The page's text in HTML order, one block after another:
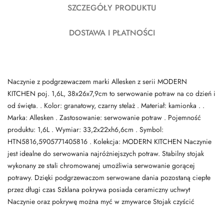
SZCZEGÓŁY PRODUKTU
DOSTAWA I PŁATNOŚCI
Naczynie z podgrzewaczem marki Allesken z serii MODERN
KITCHEN poj. 1,6L, 38x26x7,9cm to serwowanie potraw na co dzień i
od święta. . Kolor: granatowy, czarny stelaż . Materiał: kamionka . .
Marka: Allesken . Zastosowanie: serwowanie potraw . Pojemność
produktu: 1,6L . Wymiar: 33,2x22xh6,6cm . Symbol:
HTN5816,5905771405816 . Kolekcja: MODERN KITCHEN Naczynie
jest idealne do serwowania najróżniejszych potraw. Stabilny stojak
wykonany ze stali chromowanej umożliwia serwowanie gorącej
potrawy. Dzięki podgrzewaczom serwowane dania pozostaną ciepłe
przez długi czas Szklana pokrywa posiada ceramiczny uchwyt
Naczynie oraz pokrywę można myć w zmywarce Stojak czyścić